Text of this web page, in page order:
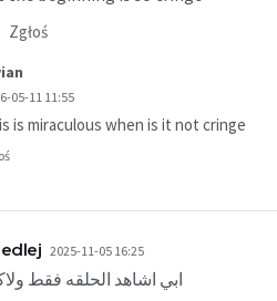
Zgłoś
05-11 11:55
is miraculous when is it not cringe
2025-11-05 16:25
ابي اشاهد الحلقه فقط